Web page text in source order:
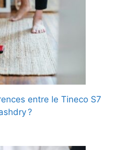
entre le Tineco S7
?